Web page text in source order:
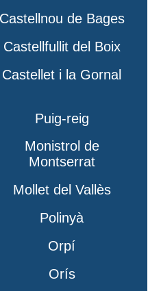
Castellnou de Bages
Castellfullit del Boix
Castellet i la Gornal
Puig-reig
Monistrol de
Montserrat
Mollet del Vallès
Polinyà
Orpí
Orís